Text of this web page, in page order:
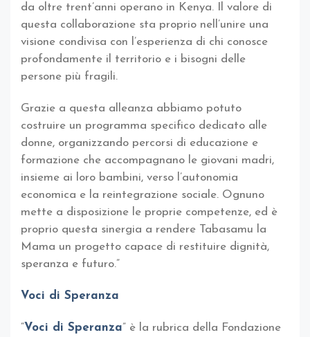
da oltre trent’anni operano in Kenya. Il valore di
questa collaborazione sta proprio nell’unire una
visione condivisa con l’esperienza di chi conosce
profondamente il territorio e i bisogni delle
persone più fragili.
Grazie a questa alleanza abbiamo potuto
costruire un programma specifico dedicato alle
donne, organizzando percorsi di educazione e
formazione che accompagnano le giovani madri,
insieme ai loro bambini, verso l’autonomia
economica e la reintegrazione sociale. Ognuno
mette a disposizione le proprie competenze, ed è
proprio questa sinergia a rendere Tabasamu la
Mama un progetto capace di restituire dignità,
speranza e futuro.”
Voci di Speranza
“Voci di Speranza” è la rubrica della Fondazione